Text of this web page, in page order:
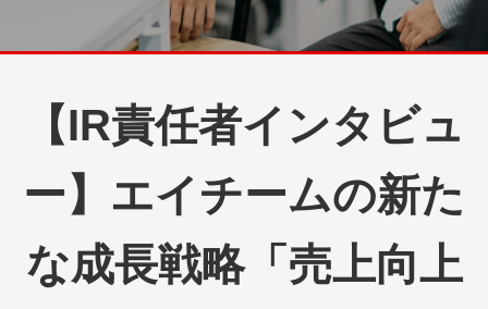
【IR責任者インタビュ
ー】エイチームの新た
な成長戦略「売上向上